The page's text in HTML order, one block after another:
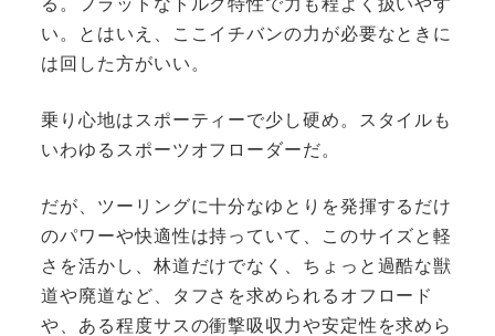
る。フラットなトルク特性で力も程よく扱いやす
い。とはいえ、ここイチバンの力が必要なときに
は回した方がいい。
乗り心地はスポーティーで少し硬め。スタイルも
いわゆるスポーツオフローダーだ。
だが、ツーリングに十分なゆとりを発揮するだけ
のパワーや快適性は持っていて、このサイズと軽
さを活かし、林道だけでなく、ちょっと過酷な獣
道や廃道など、タフさを求められるオフロード
や、ある程度サスの衝撃吸収力や安定性を求めら